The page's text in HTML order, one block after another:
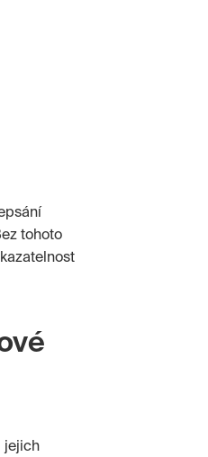
tohoto
jejich